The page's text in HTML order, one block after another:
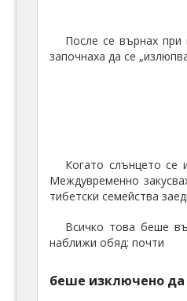
После се върнах
започнаха да се
Когато слънцето се
Междувременно
тибетски семейства
Всичко това беше
наближи обяд: почти
беше изключено да